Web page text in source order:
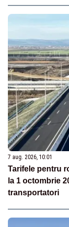
7 aug. 2026, 10:01
Tarifele pentru
la 1 octombrie
transportatori